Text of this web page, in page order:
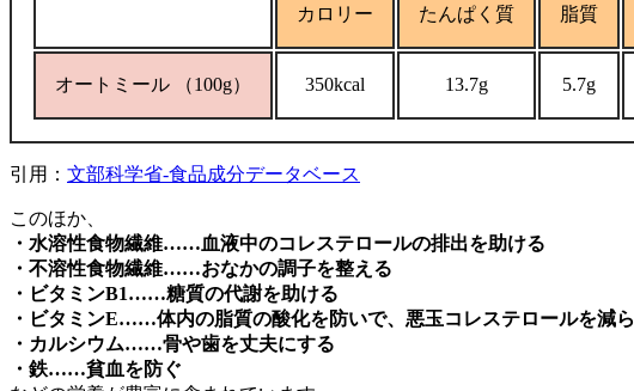
カロリー たんぱく質 脂質
オートミール （100g） 350kcal 13.7g 5.7g
引用： 文部科学省-食品成分データベース
このほか、
・水溶性食物繊維……血液中のコレステロールの排出を助ける
・不溶性食物繊維……おなかの調子を整える
・ビタミンB1……糖質の代謝を助ける
・ビタミンE……体内の脂質の酸化を防いで、悪玉コレステロールを減
・カルシウム……骨や歯を丈夫にする
・鉄……貧血を防ぐ